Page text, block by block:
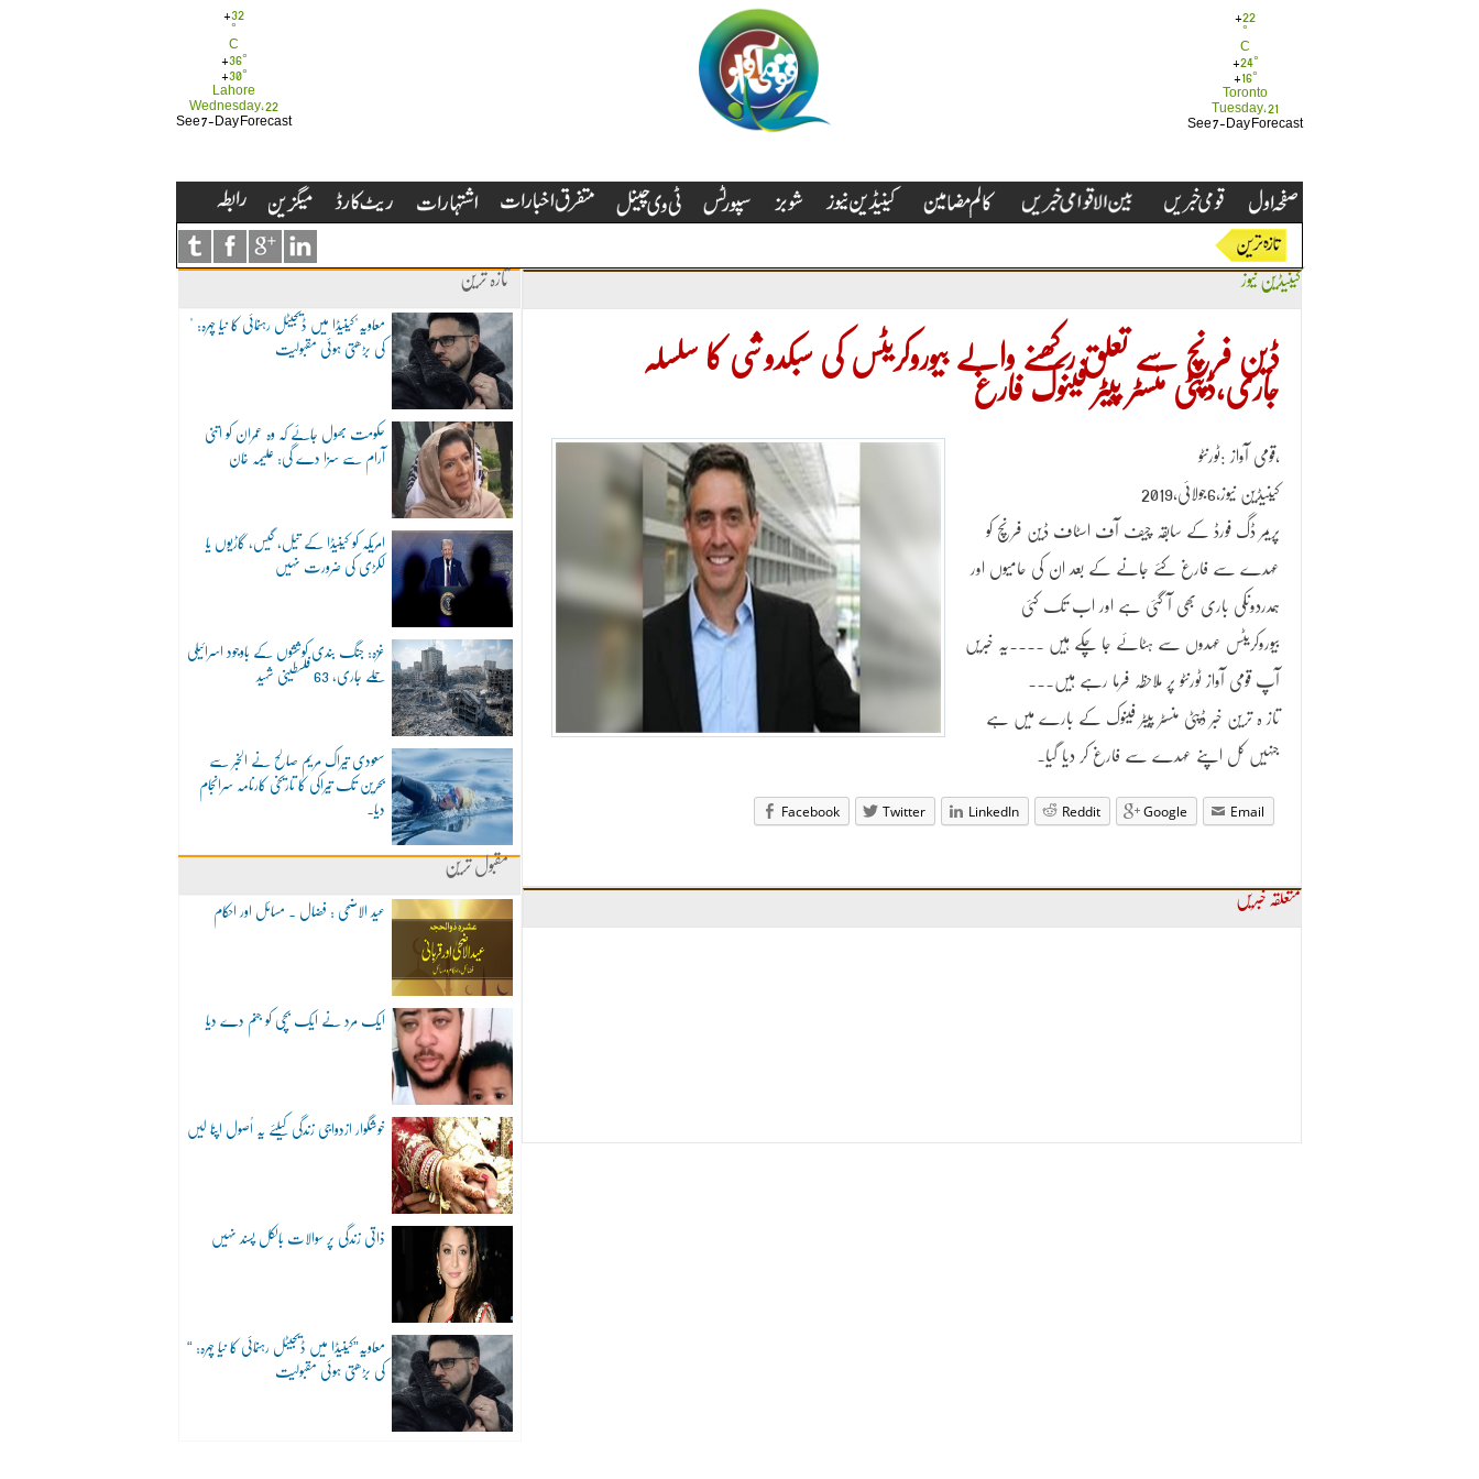
+22
°
C
+24°
+ 16°
Toronto
Tuesday, 21
See 7-Day Forecast
+32
°
C
+36°
+30°
Lahore
Wednesday, 22
See 7-Day Forecast
تازہ ترین
"معاویہ"کینیڈا میں ڈیجیٹل رہنمائی کا نیا چہرہ:
کی بڑھتی ہوئی مقبولیت
حکومت بھول جائے کہ وہ عمران کو اتنی
آرام سے سزا دے گی: علیمہ خان
امریکہ کو کینیڈا کے تیل، گیس، گاڑیوں یا
لکڑی کی ضرورت نہیں
غزہ: جنگ بندی کوششوں کے باوجود اسرائیلی
حملے جاری، 63 فلسطینی شہید
سعودی تیراک مریم صالح نے الخبر سے
بحرین تک تیراکی کا تاریخی کارنامہ سرانجام
دیا۔
مقبول ترین
عید الاضحی : فضال ۔ مسائل اور احکام
ایک مرد نے ایک بچی کو جنم دے دیا
خوشگوار ازدواجی زندگی کیلئے یہ اُصول اپنا لیں
ذاتی زندگی پر سوالات بالکل پسند نہیں
“معاویہ”کینیڈا میں ڈیجیٹل رہنمائی کا نیا چہرہ:
کی بڑھتی ہوئی مقبولیت
کینیڈین نیوز
ڈین فرنچ سے تعلق رکھنے والے بیوروکریٹس کی سبکدوشی کا سلسلہ
جاری،ڈپٹی منسٹر پیٹر فینوک فارغ
قومی آواز :ٹورنٹو،
کینیڈین نیوز،6جولائی،2019
پریمر ڈگ فورڈ کے سابقہ چیف آف اسٹاف ڈین فرنچ کو
عہدے سے فارغ کئے جانے کے بعد ان کی حامیوں اور
ہمدردوںکی باری بھی آ گئی ہے اور اب تک کئی
بیوروکریٹس عہدوں سے ہٹائے جا چکے ہیں ۔۔۔۔یہ خبریں
آپ قومی آواز ٹورنٹو پر ملاحظہ فرما رہے ہیں۔۔۔
تاز ہ ترین خبر ڈپٹی منسٹر پیٹر فینوک کے بارے میں ہے
جنہیں کل اپنے عہدے سے فارغ کر دیا گیا۔
Facebook Twitter LinkedIn Reddit Google Email
متعلقہ خبریں